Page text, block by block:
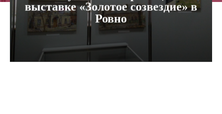
выставке «Золотое созвездие» в
Ровно